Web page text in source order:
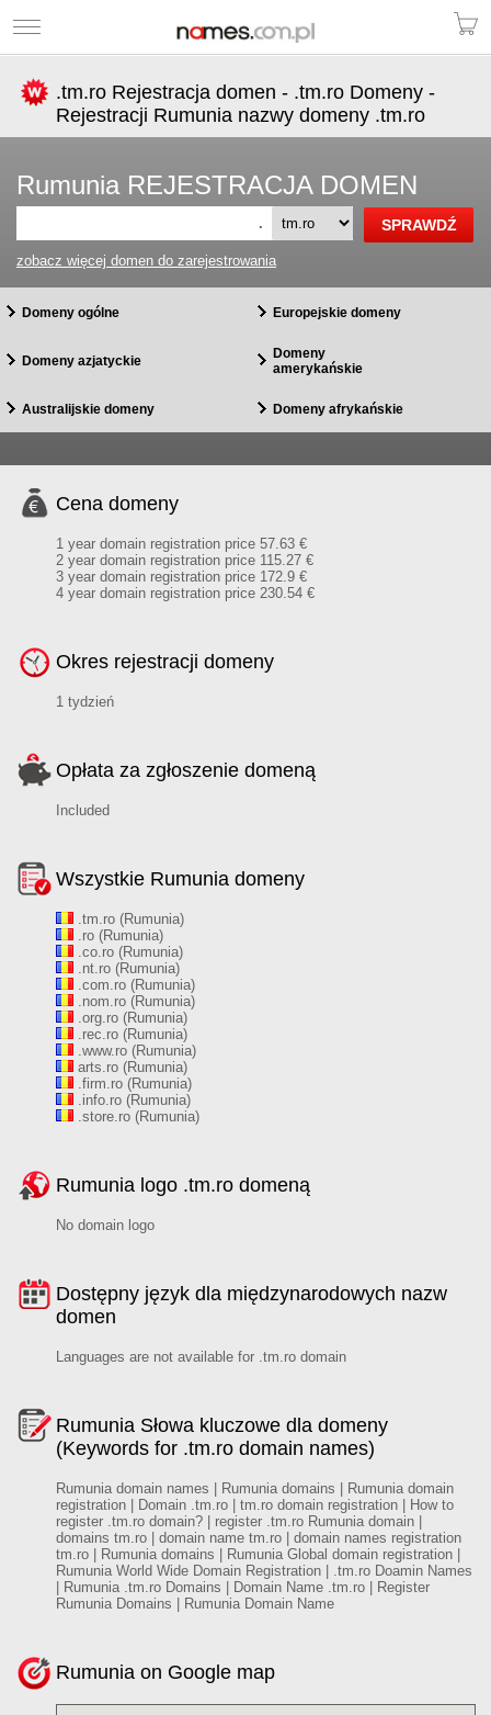
.tm.ro Rejestracja domen - .tm.ro Domeny -
Rejestracji Rumunia nazwy domeny .tm.ro
Rumunia REJESTRACJA DOMEN
.
zobacz więcej domen do zarejestrowania
Domeny ogólne Europejskie domeny
Domeny azjatyckie
Domeny
amerykańskie
Australijskie domeny Domeny afrykańskie
Cena domeny
1 year domain registration price 57.63 €
2 year domain registration price 115.27 €
3 year domain registration price 172.9 €
4 year domain registration price 230.54 €
Okres rejestracji domeny
1 tydzień
Opłata za zgłoszenie domeną
Included
Wszystkie Rumunia domeny
.tm.ro (Rumunia)
.ro (Rumunia)
.co.ro (Rumunia)
.nt.ro (Rumunia)
.com.ro (Rumunia)
.nom.ro (Rumunia)
.org.ro (Rumunia)
.rec.ro (Rumunia)
.www.ro (Rumunia)
arts.ro (Rumunia)
.firm.ro (Rumunia)
.info.ro (Rumunia)
.store.ro (Rumunia)
Rumunia logo .tm.ro domeną
No domain logo
Dostępny język dla międzynarodowych nazw
domen
Languages are not available for .tm.ro domain
Rumunia Słowa kluczowe dla domeny
(Keywords for .tm.ro domain names)
Rumunia domain names | Rumunia domains | Rumunia domain
registration | Domain .tm.ro | tm.ro domain registration | How to
register .tm.ro domain? | register .tm.ro Rumunia domain |
domains tm.ro | domain name tm.ro | domain names registration
tm.ro | Rumunia domains | Rumunia Global domain registration |
Rumunia World Wide Domain Registration | .tm.ro Doamin Names
| Rumunia .tm.ro Domains | Domain Name .tm.ro | Register
Rumunia Domains | Rumunia Domain Name
Rumunia on Google map